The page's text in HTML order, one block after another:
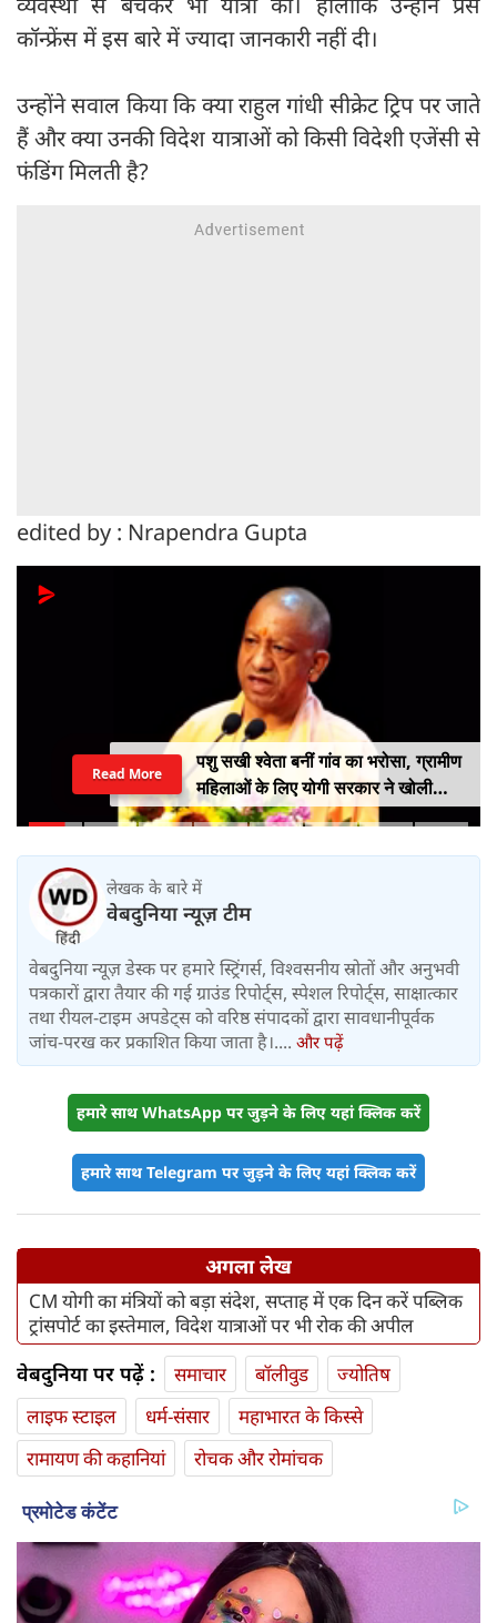
कॉन्फ्रेंस में इस बारे में ज्यादा जानकारी नहीं दी।
उन्होंने सवाल किया कि क्या राहुल गांधी सीक्रेट ट्रिप पर जाते
हैं और क्या उनकी विदेश यात्राओं को किसी विदेशी एजेंसी से
फंडिंग मिलती है?
edited by : Nrapendra Gupta
पशु सखी श्वेता बनीं गांव का भरोसा, ग्रामीण
महिलाओं के लिए योगी सरकार ने खोली
आत्मनिर्भरता की राह
Read More
लेखक के बारे में
वेबदुनिया न्यूज़ टीम
वेबदुनिया न्यूज़ डेस्क पर हमारे स्ट्रिंगर्स, विश्वसनीय स्रोतों और अनुभवी
पत्रकारों द्वारा तैयार की गई ग्राउंड रिपोर्ट्स, स्पेशल रिपोर्ट्स, साक्षात्कार
तथा रीयल-टाइम अपडेट्स को वरिष्ठ संपादकों द्वारा सावधानीपूर्वक
जांच-परख कर प्रकाशित किया जाता है।.... और पढ़ें
हमारे साथ WhatsApp पर जुड़ने के लिए यहां क्लिक करें
हमारे साथ Telegram पर जुड़ने के लिए यहां क्लिक करें
अगला लेख
CM योगी का मंत्रियों को बड़ा संदेश, सप्ताह में एक दिन करें पब्लिक
ट्रांसपोर्ट का इस्तेमाल, विदेश यात्राओं पर भी रोक की अपील
वेबदुनिया पर पढ़ें : समाचार बॉलीवुड
ज्योतिष
लाइफ स्‍टाइल
धर्म-संसार
महाभारत के किस्से
रामायण की कहानियां
रोचक और रोमांचक